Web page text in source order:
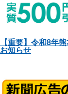
【重要】令和8年
お知らせ